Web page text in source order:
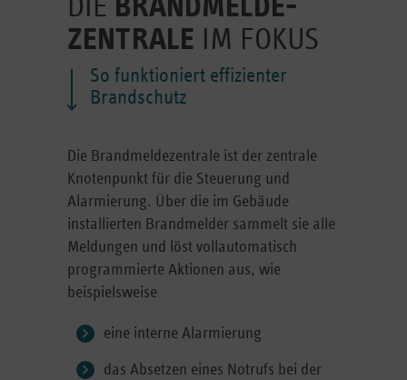
DIE BRANDMELDE­
ZENTRALE IM FOKUS
So funktioniert effizienter
Brandschutz
Die Brandmeldezentrale ist der zentrale
Knotenpunkt für die Steuerung und
Alarmierung. Über die im Gebäude
installierten Brandmelder sammelt sie alle
Meldungen und löst vollautomatisch
programmierte Aktionen aus, wie
beispielsweise
eine interne Alarmierung
das Absetzen eines Notrufs bei der